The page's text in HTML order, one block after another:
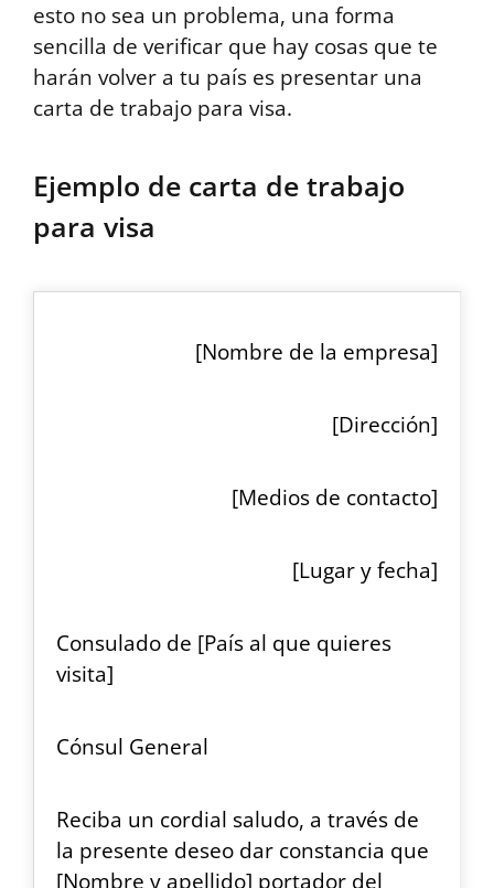
esto no sea un problema, una forma
sencilla de verificar que hay cosas que te
harán volver a tu país es presentar una
carta de trabajo para visa.
Ejemplo de carta de trabajo
para visa
[Nombre de la empresa]
[Dirección]
[Medios de contacto]
[Lugar y fecha]
Consulado de [País al que quieres
visita]
Cónsul General
Reciba un cordial saludo, a través de
la presente deseo dar constancia que
[Nombre y apellido] portador del